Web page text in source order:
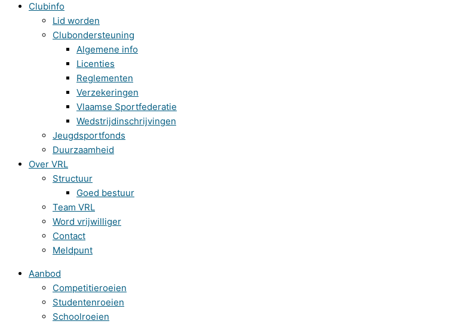
Clubinfo
Lid worden
Clubondersteuning
Algemene info
Licenties
Reglementen
Verzekeringen
Vlaamse Sportfederatie
Wedstrijdinschrijvingen
Jeugdsportfonds
Duurzaamheid
Over VRL
Structuur
Goed bestuur
Team VRL
Word vrijwilliger
Contact
Meldpunt
Aanbod
Competitieroeien
Studentenroeien
Schoolroeien